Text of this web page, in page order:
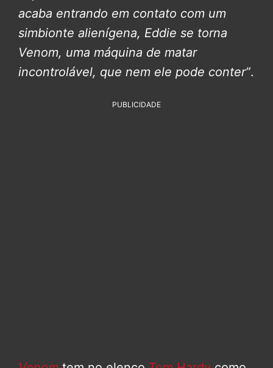
acaba entrando em contato com um
simbionte alienígena, Eddie se torna
Venom, uma máquina de matar
incontrolável, que nem ele pode conter”.
PUBLICIDADE